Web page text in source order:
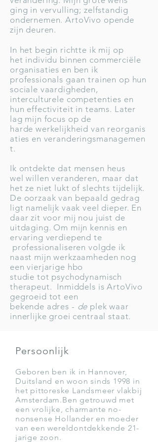
ging in vervulling; zelfstandig
ondernemen. ArtoVivo opende
zijn deuren.
In het begin richtte ik mij op
het individu binnen commerciële
organisaties en ben ik
professionals gaan trainen op hun
sociale vaardigheden,
interculturele competenties en
hun effectiviteit in teams. Later
lag mijn focus op de
harde werkelijkheid van reorganis
aties en veranderingsmanagemen
t.
Ik ontdekte dat mensen heus
wel willen veranderen, maar dat
het ze niet lukt of slechts tijdelijk.
De oorzaak van bepaald gedrag
ligt namelijk vaak veel dieper. En
daar zit voor mij nou juist de
uitdaging. Om mijn kennis en
ervaring verdiepend te
professionaliseren volgde ik
naast mijn werkzaamheden nog
een vierjarige hbo
studie tot psychodynamisch
therapeut. Inmiddels is ArtoVivo
gegroeid tot een
bekende adres - de plek waar
innerlijke groei centraal staat.
Persoonlijk
Geboren ben ik in Hannover,
Duitsland enwoon sinds 1998 in
het pittoreske Landsmeer vlakbij
Amsterdam.Ben getrouwd met
een vrolijke, charmante no-
nonsense Hollander en moeder
van een wereldontdekkende 21-
jarige zoon.